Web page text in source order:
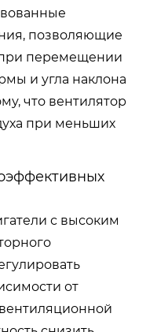
позволяющие
перемещении
и угла наклона
что вентилятор
при меньших
с высоким
от